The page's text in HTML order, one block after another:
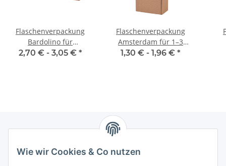
Flaschenverpackung
Bardolino für
Magnumflaschen
2,70 € - 3,05 € *
Flaschenverpackung
Amsterdam für 1–3
Flaschen
1,30 € - 1,96 € *
Newsletter Abonnieren
Wie wir Cookies & Co nutzen